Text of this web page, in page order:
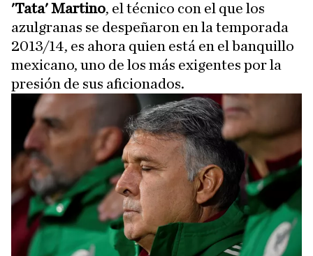
'Tata' Martino, el técnico con el que los
azulgranas se despeñaron en la temporada
2013/14, es ahora quien está en el banquillo
mexicano, uno de los más exigentes por la
presión de sus aficionados.